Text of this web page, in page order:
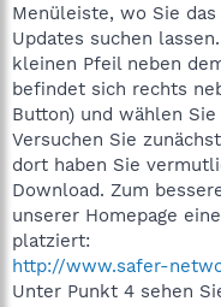
Menüleiste, wo Sie
Updates suchen
kleinen Pfeil neben
befindet sich rechts
Button) und wählen
Versuchen Sie
dort haben Sie
Download. Zum
unserer Homepage
platziert:
http://www.safer-
Unter Punkt 4 sehen